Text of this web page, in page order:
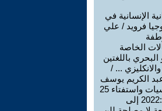
الإنسانية في
فرويد / علي
الخاصة
البحري باللغتين
والانكليزي ... /
الكريم يوسف
التونسيات واستفتاء 25
جويلية :2022 إلى